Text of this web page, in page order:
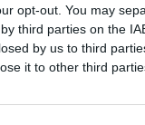
opt-out. You may
third parties on the
by us to third
it to other third